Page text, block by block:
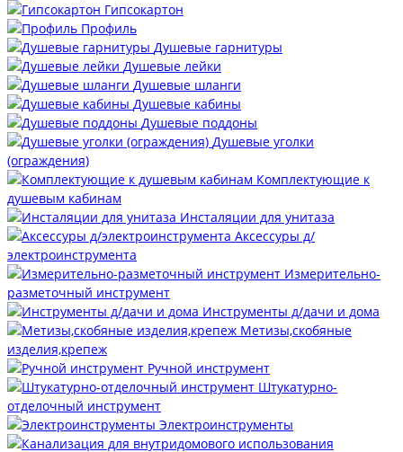
Гипсокартон
Профиль
Душевые гарнитуры
Душевые лейки
Душевые шланги
Душевые кабины
Душевые поддоны
Душевые уголки
(ограждения)
Комплектующие к
душевым кабинам
Инсталяции для унитаза
Аксессуры д/
электроинструмента
Измерительно-
разметочный инструмент
Инструменты д/дачи и дома
Метизы,скобяные
изделия,крепеж
Ручной инструмент
Штукатурно-
отделочный инструмент
Электроинструменты